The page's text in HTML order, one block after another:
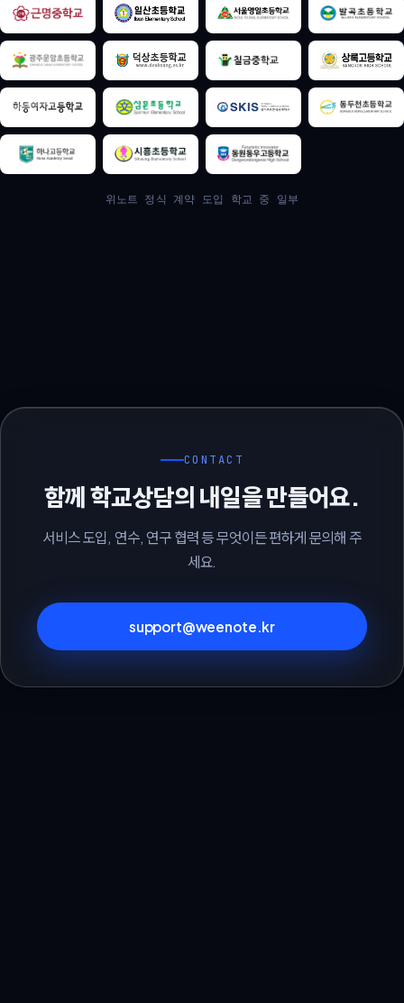
위노트 정식 계약 도입 학교 중 일부
CONTACT
함께 학교상담의 내일을 만들어요.
서비스 도입, 연수, 연구 협력 등 무엇이든 편하게 문의해 주
세요.
support@weenote.kr